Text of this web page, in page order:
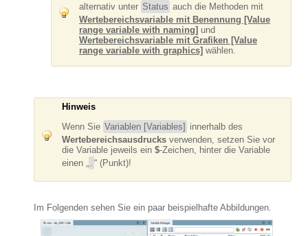
alternativ unter Status auch die Methoden mit
Wertebereichsvariable mit Benennung [Value
range variable with naming] und
Wertebereichsvariable mit Grafiken [Value
range variable with graphics] wählen.
Hinweis
Wenn Sie Variablen [Variables] innerhalb des
Wertebereichsausdrucks verwenden, setzen Sie vor
die Variable jeweils ein $-Zeichen, hinter die Variable
einen „ . “ (Punkt)!
Im Folgenden sehen Sie ein paar beispielhafte Abbildungen.